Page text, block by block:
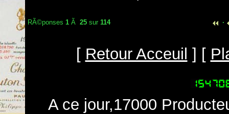
RÃ©ponses 1 Ã 25 sur 114 ·
[ Retour Acceuil ] [
A ce jour,17000